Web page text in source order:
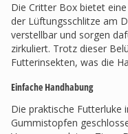
Die Critter Box bietet
der Lüftungsschlitze am
verstellbar und sorgen
zirkuliert. Trotz dieser
Futterinsekten, was die
Einfache Handhabung
Die praktische Futterluke
Gummistopfen